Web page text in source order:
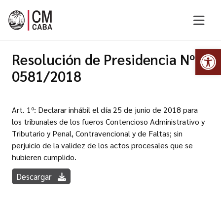
Resolución de Presidencia Nº
0581/2018
Art. 1º: Declarar inhábil el día 25 de junio de 2018 para
los tribunales de los fueros Contencioso Administrativo y
Tributario y Penal, Contravencional y de Faltas; sin
perjuicio de la validez de los actos procesales que se
hubieren cumplido.
Descargar